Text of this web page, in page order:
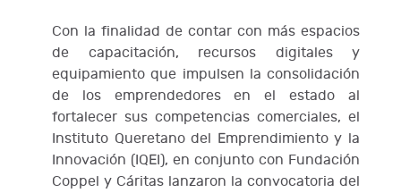
Con la finalidad de contar con más espacios
de capacitación, recursos digitales y
equipamiento que impulsen la consolidación
de los emprendedores en el estado al
fortalecer sus competencias comerciales, el
Instituto Queretano del Emprendimiento y la
Innovación (IQEI), en conjunto con Fundación
Coppel y Cáritas lanzaron la convocatoria del